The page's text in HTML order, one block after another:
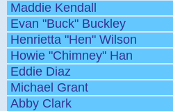
Maddie Kendall
Evan "Buck" Buckley
Henrietta "Hen" Wilson
Howie "Chimney" Han
Eddie Diaz
Michael Grant
Abby Clark